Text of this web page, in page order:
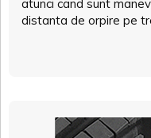
atunci cand sunt
distanta de orpire pe